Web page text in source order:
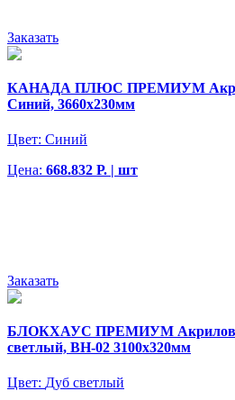
Заказать
КАНАДА ПЛЮС ПРЕМИУМ
Синий, 3660х230мм
Цвет: Синий
Цена: 668.832 Р. | шт
Заказать
БЛОКХАУС ПРЕМИУМ
светлый, ВН-02 3100х320мм
Цвет: Дуб светлый